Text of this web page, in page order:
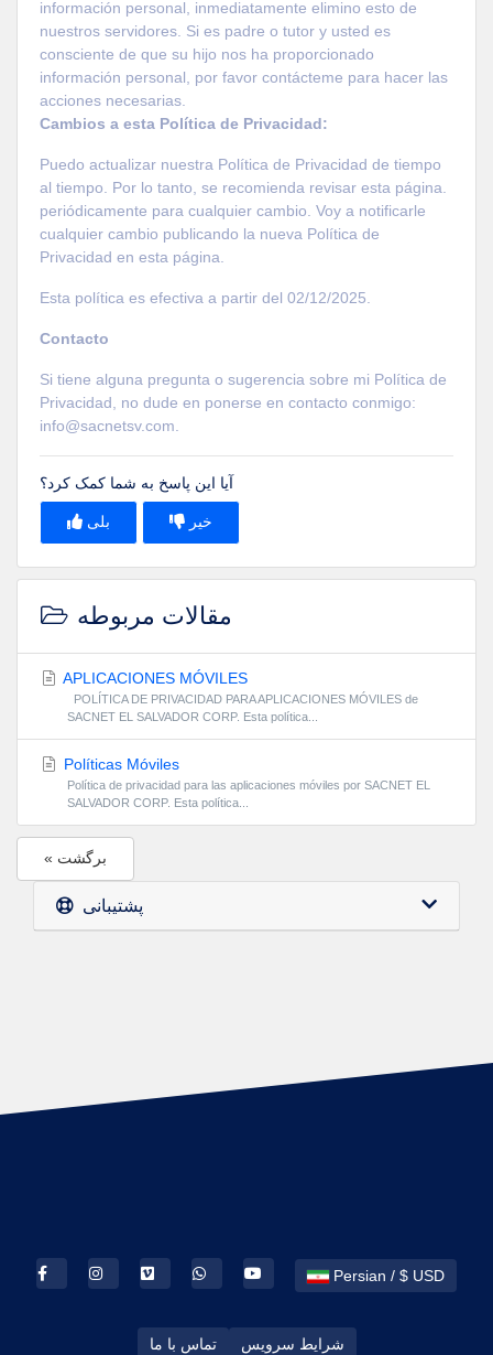
información personal, inmediatamente elimino esto de
nuestros servidores. Si es padre o tutor y usted es
consciente de que su hijo nos ha proporcionado
información personal, por favor contácteme para hacer las
acciones necesarias.
Cambios a esta Política de Privacidad:
Puedo actualizar nuestra Política de Privacidad de tiempo
al tiempo. Por lo tanto, se recomienda revisar esta página.
periódicamente para cualquier cambio. Voy a notificarle
cualquier cambio publicando la nueva Política de
Privacidad en esta página.
Esta política es efectiva a partir del 02/12/2025.
Contacto
Si tiene alguna pregunta o sugerencia sobre mi Política de
Privacidad, no dude en ponerse en contacto conmigo:
info@sacnetsv.com.
آیا این پاسخ به شما کمک کرد؟
بلی خیر
مقالات مربوطه
APLICACIONES MÓVILES
POLÍTICA DE PRIVACIDAD PARA APLICACIONES MÓVILES de
SACNET EL SALVADOR CORP. Esta política...
Políticas Móviles
Política de privacidad para las aplicaciones móviles por SACNET EL
SALVADOR CORP. Esta política...
« برگشت
پشتیبانی
Persian / $ USD
تماس با ما شرایط سرویس